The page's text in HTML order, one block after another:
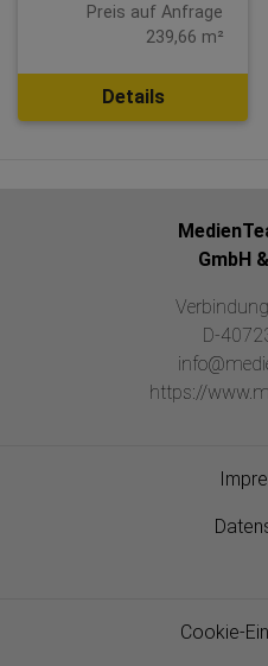
Preis auf Anfrage
239,66 m²
Details
GmbH
D-
https://
Cookie-